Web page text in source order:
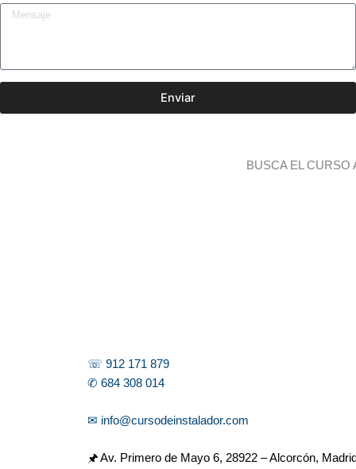
Enviar
BUSCA EL CURSO
☏ 912 171 879
✆ 684 308 014
✉ info@cursodeinstalador.com
🖈 Av. Primero de Mayo 6, 28922 – Alcorcón,